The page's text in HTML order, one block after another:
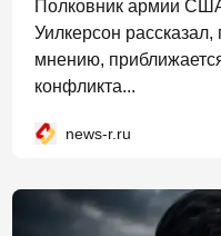
Полковник армии
Уилкерсон
мнению,
конфликта...
news-r.ru